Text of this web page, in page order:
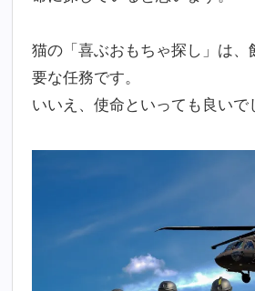
猫の「喜ぶおもちゃ探し」は、
要な任務です。
いいえ、使命といっても良いで